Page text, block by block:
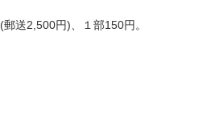
送2,500円)、１部150円。